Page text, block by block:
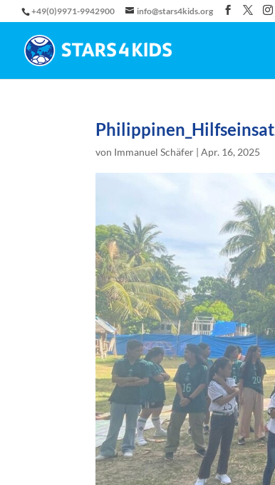
+49(0)9971-9942900 info@stars4kids.org
von Immanuel Schäfer |Apr. 16, 2025